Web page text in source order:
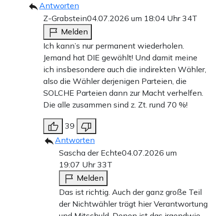
Antworten
Z-Grabstein04.07.2026 um 18:04 Uhr34T
Melden
Ich kann’s nur permanent wiederholen.
Jemand hat DIE gewählt! Und damit meine
ich insbesondere auch die indirekten Wähler,
also die Wähler derjenigen Parteien, die
SOLCHE Parteien dann zur Macht verhelfen.
Die alle zusammen sind z. Zt. rund 70 %!
39
Antworten
Sascha der Echte04.07.2026 um
19:07 Uhr33T
Melden
Das ist richtig. Auch der ganz große Teil
der Nichtwähler trägt hier Verantwortung